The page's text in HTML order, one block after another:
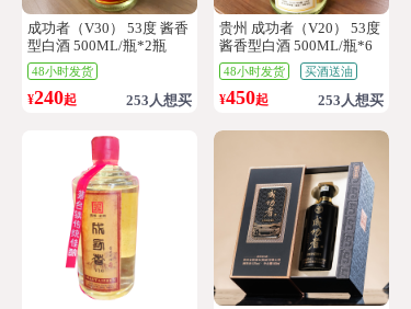
成功者（V30） 53度 酱香
型白酒 500ML/瓶*2瓶
48小时发货
¥240起 253人想买
贵州 成功者（V20） 53度
酱香型白酒 500ML/瓶*6
瓶
48小时发货 买酒送油
¥450起 253人想买